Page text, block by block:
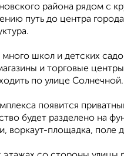
района рядом с
путь до центра
школ и детских
и торговые
по улице Солнечной.
появится
будет разделено на
воркаут-площадка, поле